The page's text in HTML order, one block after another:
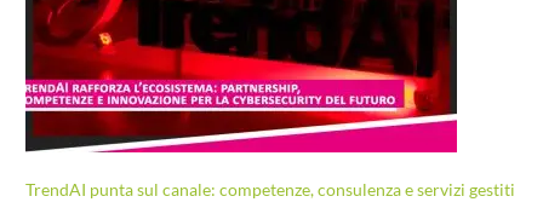
TrendAI punta sul canale: competenze, consulenza e servizi gestiti